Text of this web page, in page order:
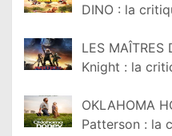
DINO : la
LES MAÎTRES
Knight : la
OKLAHOMA
Patterson : la